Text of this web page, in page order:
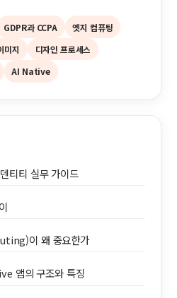
GDPR과 CCPA
엣지 컴퓨팅
미지
디자인 프로세스
AI Native
티티 실무 가이드
이 왜 중요한가
앱의 구조와 특징